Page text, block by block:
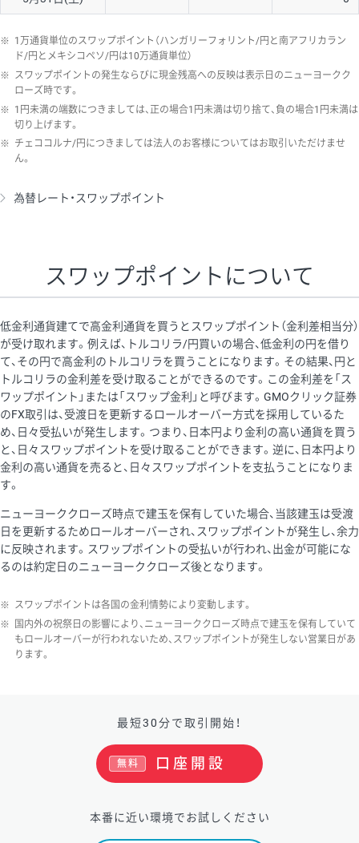
※ 1万通貨単位のスワップポイント（ハンガリーフォリント/円と南アフリカラン
ド/円とメキシコペソ/円は10万通貨単位）
※ スワップポイントの発生ならびに現金残高への反映は表示日のニューヨークク
ローズ時です。
※ 1円未満の端数につきましては、正の場合1円未満は切り捨て、負の場合1円未満は
切り上げます。
※ チェココルナ/円につきましては法人のお客様についてはお取引いただけませ
ん。
為替レート・スワップポイント
スワップポイントについて
低金利通貨建てで高金利通貨を買うとスワップポイント（金利差相当分）
が受け取れます。例えば、トルコリラ/円買いの場合、低金利の円を借り
て、その円で高金利のトルコリラを買うことになります。その結果、円と
トルコリラの金利差を受け取ることができるのです。この金利差を「ス
ワップポイント」または「スワップ金利」と呼びます。GMOクリック証券
のFX取引は、受渡日を更新するロールオーバー方式を採用しているた
め、日々受払いが発生します。つまり、日本円より金利の高い通貨を買う
と、日々スワップポイントを受け取ることができます。逆に、日本円より
金利の高い通貨を売ると、日々スワップポイントを支払うことになりま
す。
ニューヨーククローズ時点で建玉を保有していた場合、当該建玉は受渡
日を更新するためロールオーバーされ、スワップポイントが発生し、余力
に反映されます。スワップポイントの受払いが行われ、出金が可能にな
るのは約定日のニューヨーククローズ後となります。
※ スワップポイントは各国の金利情勢により変動します。
※
国内外の祝祭日の影響により、ニューヨーククローズ時点で建玉を保有していて
もロールオーバーが行われないため、スワップポイントが発生しない営業日があ
ります。
最短30分で取引開始！
口座開設
無料
本番に近い環境でお試しください